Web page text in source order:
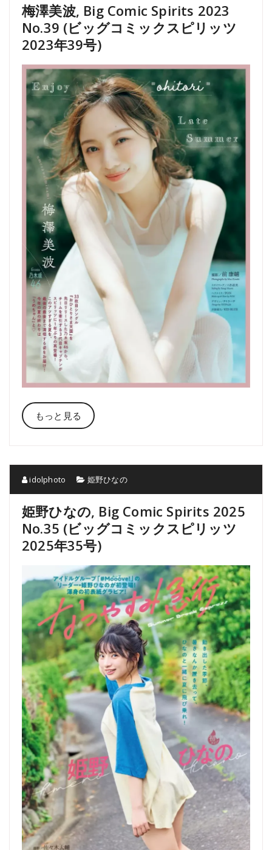
梅澤美波, Big Comic Spirits 2023
No.39 (ビッグコミックスピリッツ
2023年39号)
もっと見る
idolphoto 姫野ひなの
姫野ひなの, Big Comic Spirits 2025
No.35 (ビッグコミックスピリッツ
2025年35号)